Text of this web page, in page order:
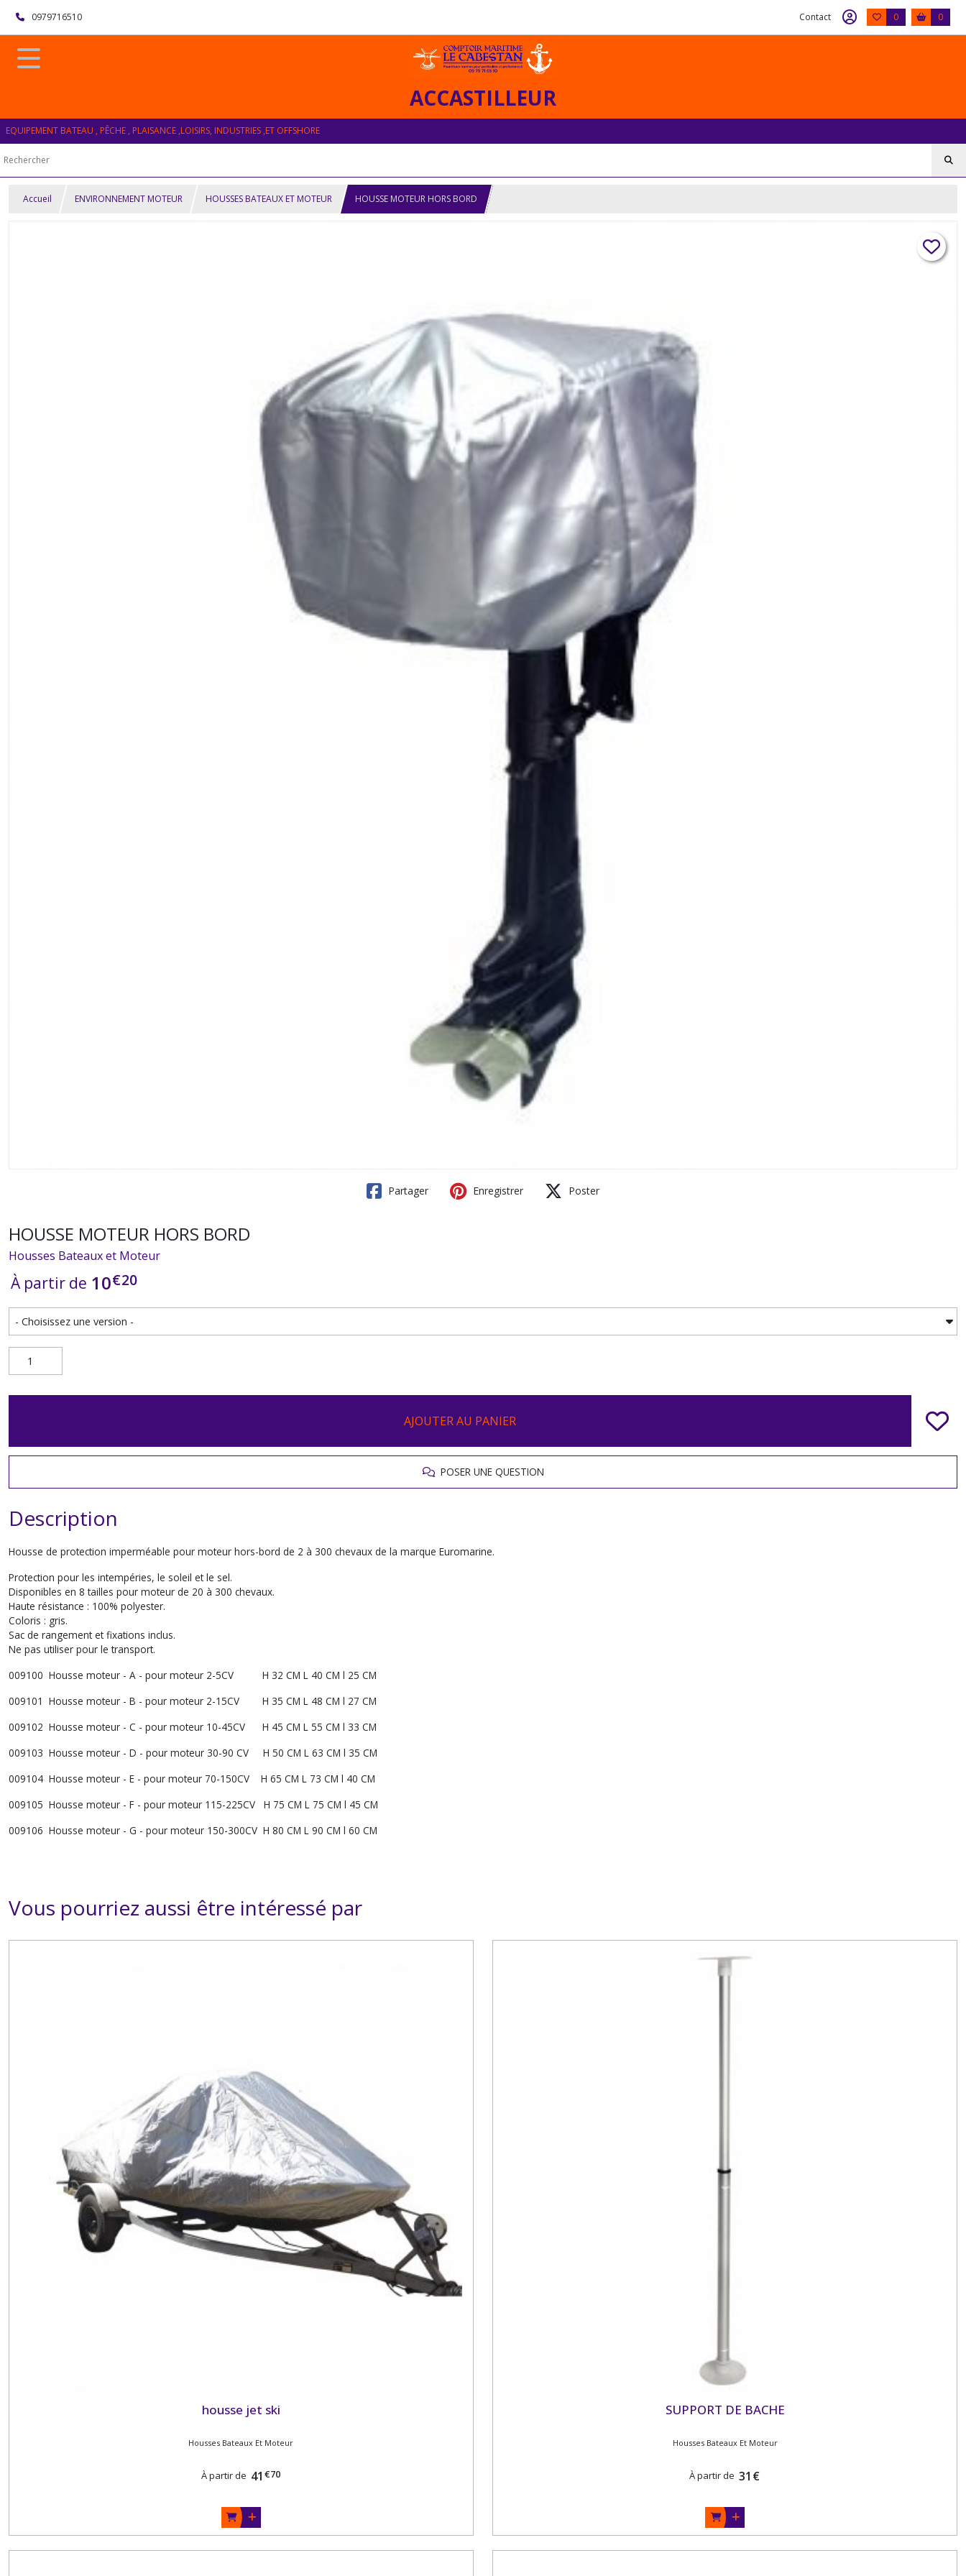
0979716510 Contact 0 0
ACCASTILLEUR
EQUIPEMENT BATEAU , PÊCHE , PLAISANCE ,LOISIRS, INDUSTRIES ,ET OFFSHORE
Accueil ENVIRONNEMENT MOTEUR HOUSSES BATEAUX ET MOTEUR HOUSSE MOTEUR HORS BORD
Partager Enregistrer Poster
HOUSSE MOTEUR HORS BORD
Housses Bateaux et Moteur
À partir de 10€20
AJOUTER AU PANIER
POSER UNE QUESTION
Description
Housse de protection imperméable pour moteur hors-bord de 2 à 300 chevaux de la marque Euromarine.
Protection pour les intempéries, le soleil et le sel.
Disponibles en 8 tailles pour moteur de 20 à 300 chevaux.
Haute résistance : 100% polyester.
Coloris : gris.
Sac de rangement et fixations inclus.
Ne pas utiliser pour le transport.
009100 Housse moteur - A - pour moteur 2-5CV H 32 CM L 40 CM l 25 CM
009101 Housse moteur - B - pour moteur 2-15CV H 35 CM L 48 CM l 27 CM
009102 Housse moteur - C - pour moteur 10-45CV H 45 CM L 55 CM l 33 CM
009103 Housse moteur - D - pour moteur 30-90 CV H 50 CM L 63 CM l 35 CM
009104 Housse moteur - E - pour moteur 70-150CV H 65 CM L 73 CM l 40 CM
009105 Housse moteur - F - pour moteur 115-225CV H 75 CM L 75 CM l 45 CM
009106 Housse moteur - G - pour moteur 150-300CV H 80 CM L 90 CM l 60 CM
Vous pourriez aussi être intéressé par
housse jet ski
Housses Bateaux Et Moteur
À partir de 41 €70
SUPPORT DE BACHE
Housses Bateaux Et Moteur
À partir de 31 €